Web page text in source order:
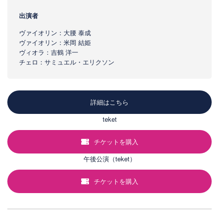
出演者
ヴァイオリン：大腰 泰成
ヴァイオリン：米岡 結姫
ヴィオラ：吉鶴 洋一
チェロ：サミュエル・エリクソン
詳細はこちら
teket
チケットを購入
午後公演（teket）
チケットを購入